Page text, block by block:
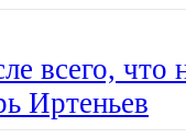
всего, что
Иртеньев